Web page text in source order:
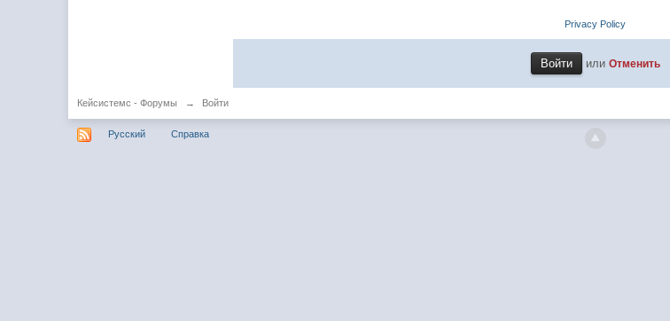
Privacy Policy
или Отменить
Кейсистемс - Форумы → Войти
Русский Справка